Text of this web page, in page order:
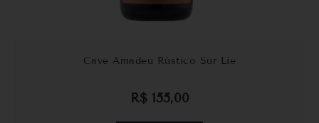
Cave Amadeu Rústico Sur Lie
R$155,00